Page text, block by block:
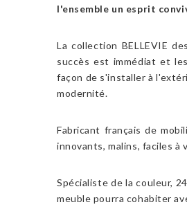
l'ensemble un esprit
La collection BELLEVIE
succès est immédiat et
façon de s'installer à
modernité.
Fabricant français de
innovants, malins, faciles
Spécialiste de la couleur,
meuble pourra cohabiter